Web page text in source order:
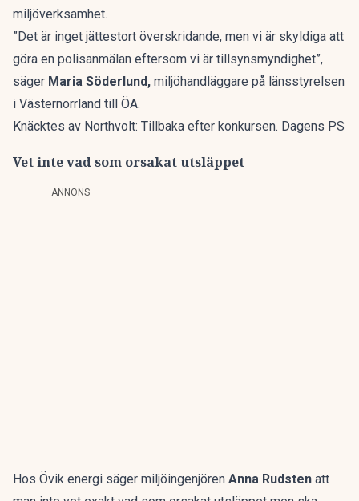
miljöverksamhet.
”Det är inget jättestort överskridande, men vi är skyldiga att
göra en polisanmälan eftersom vi är tillsynsmyndighet”,
säger Maria Söderlund, miljöhandläggare på länsstyrelsen
i Västernorrland till ÖA.
Knäcktes av Northvolt: Tillbaka efter konkursen. Dagens PS
Vet inte vad som orsakat utsläppet
ANNONS
Hos Övik energi säger miljöingenjören Anna Rudsten att